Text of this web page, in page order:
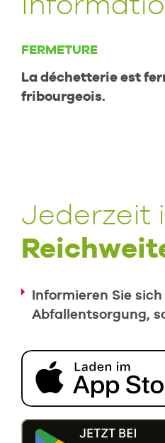
FERMETURE
La déchetterie est
fribourgeois.
Jederzeit
Informieren Sie
Abfallentsorgung,